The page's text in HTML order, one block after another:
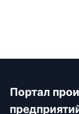
Портал